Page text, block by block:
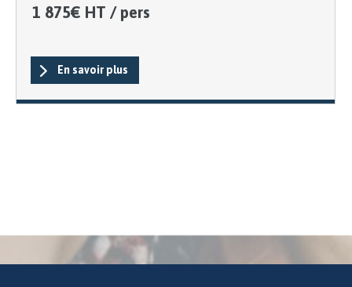
1 875€ HT / pers
En savoir plus